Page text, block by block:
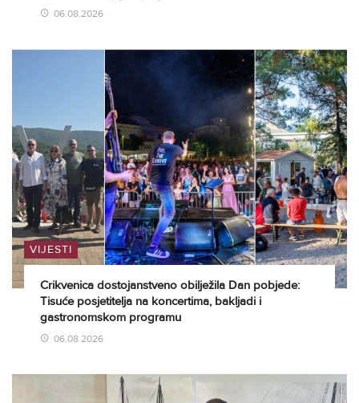
06.08.2026
VIJESTI
Crikvenica dostojanstveno obilježila Dan pobjede:
Tisuće posjetitelja na koncertima, bakljadi i
gastronomskom programu
06.08.2026